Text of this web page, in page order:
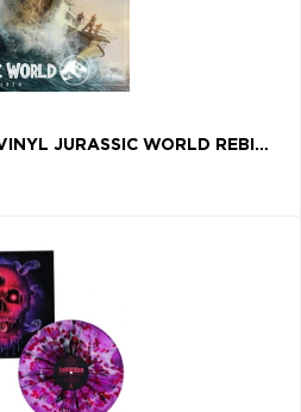
ALEXANDRE DESPLAT, VINYL JURASSIC WORLD REBIRTH